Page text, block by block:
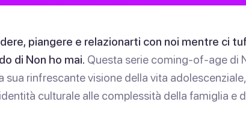
piangere e relazionarti con noi mentre ci
di Non ho mai. Questa serie coming-of-age di
sua rinfrescante visione della vita
culturale alle complessità della famiglia e